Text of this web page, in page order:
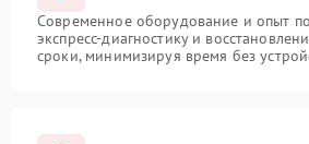
Современное оборудование и опыт
экспресс-диагностику и
сроки, минимизируя время без